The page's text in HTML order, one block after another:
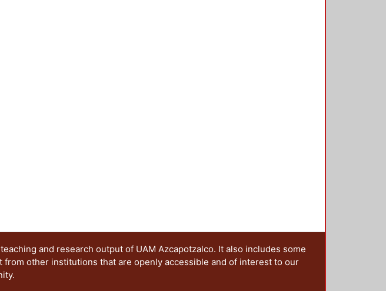
and research output of UAM Azcapotzalco. It also includes some
other institutions that are openly accessible and of interest to our